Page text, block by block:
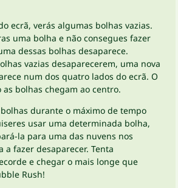
ecrã, verás algumas bolhas vazias.
uma bolha e não consegues fazer
dessas bolhas desaparece.
vazias desaparecerem, uma nova
num dos quatro lados do ecrã. O
bolhas chegam ao centro.
durante o máximo de tempo
usar uma determinada bolha,
la para uma das nuvens nos
a fazer desaparecer. Tenta
e chegar o mais longe que
Rush!